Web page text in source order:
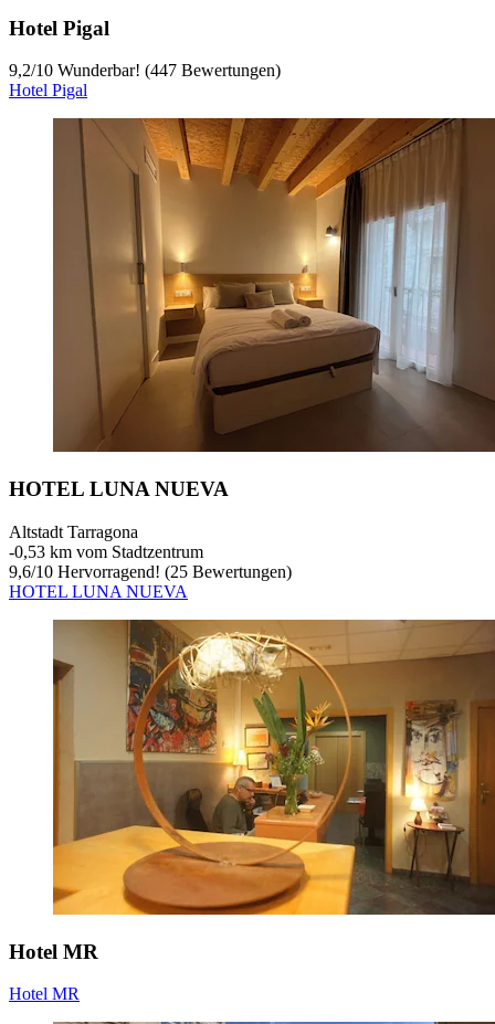
Hotel Pigal
9,2/10 Wunderbar! (447 Bewertungen)
Hotel Pigal
HOTEL LUNA NUEVA
Altstadt Tarragona
‐0,53 km vom Stadtzentrum
9,6/10 Hervorragend! (25 Bewertungen)
HOTEL LUNA NUEVA
Hotel MR
Hotel MR